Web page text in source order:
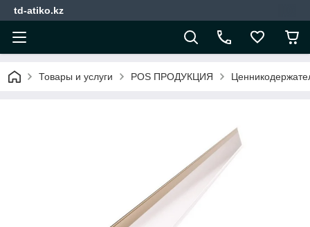
td-atiko.kz
Товары и услуги POS ПРОДУКЦИЯ